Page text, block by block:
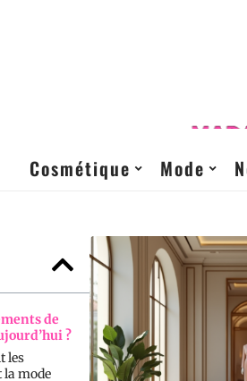
Cosmétique Mode
de
?
les
la mode